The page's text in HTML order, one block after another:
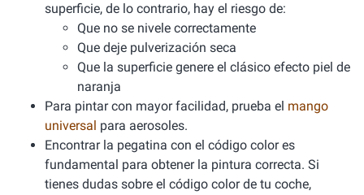
superficie, de lo contrario, hay el riesgo de:
Que no se nivele correctamente
Que deje pulverización seca
Que la superficie genere el clásico efecto piel de
naranja
Para pintar con mayor facilidad, prueba el mango
universal para aerosoles.
Encontrar la pegatina con el código color es
fundamental para obtener la pintura correcta. Si
tienes dudas sobre el código color de tu coche,